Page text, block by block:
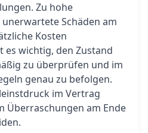
Zu hohe
Schäden am
Kosten
es wichtig, den Zustand
zu überprüfen und im
genau zu befolgen.
im Vertrag
Überraschungen am Ende